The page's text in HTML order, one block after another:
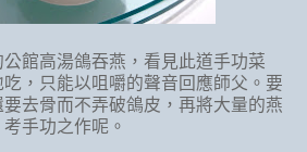
館高湯鴿吞燕，看見此道手功菜
，只能以咀嚼的聲音回應師父。要
去骨而不弄破鴿皮，再將大量的燕
手功之作呢。